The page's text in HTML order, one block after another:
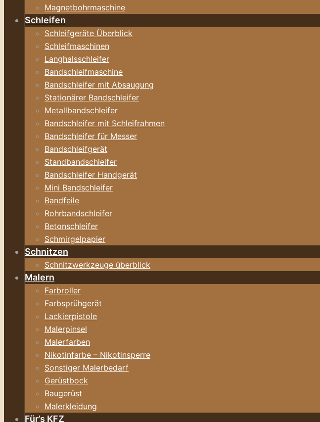
Magnetbohrmaschine
Schleifen
Schleifgeräte Überblick
Schleifmaschinen
Langhalsschleifer
Bandschleifmaschine
Bandschleifer mit Absaugung
Stationärer Bandschleifer
Metallbandschleifer
Bandschleifer mit Schleifrahmen
Bandschleifer für Messer
Bandschleifgerät
Standbandschleifer
Bandschleifer Handgerät
Mini Bandschleifer
Bandfeile
Rohrbandschleifer
Betonschleifer
Schmirgelpapier
Schnitzen
Schnitzwerkzeuge überblick
Malern
Farbroller
Farbsprühgerät
Lackierpistole
Malerpinsel
Malerfarben
Nikotinfarbe – Nikotinsperre
Sonstiger Malerbedarf
Gerüstbock
Baugerüst
Malerkleidung
Für’s KFZ